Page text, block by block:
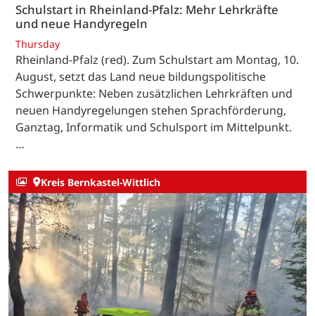
Schulstart in Rheinland-Pfalz: Mehr Lehrkräfte
und neue Handyregeln
Thursday
Rheinland-Pfalz (red). Zum Schulstart am Montag, 10.
August, setzt das Land neue bildungspolitische
Schwerpunkte: Neben zusätzlichen Lehrkräften und
neuen Handyregelungen stehen Sprachförderung,
Ganztag, Informatik und Schulsport im Mittelpunkt.
…
Kreis Bernkastel-Wittlich